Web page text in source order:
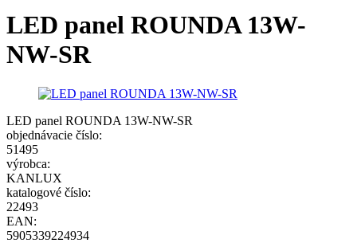
LED panel ROUNDA 13W-
NW-SR
LED panel ROUNDA 13W-NW-SR
objednávacie číslo:
51495
výrobca:
KANLUX
katalogové číslo:
22493
EAN:
5905339224934